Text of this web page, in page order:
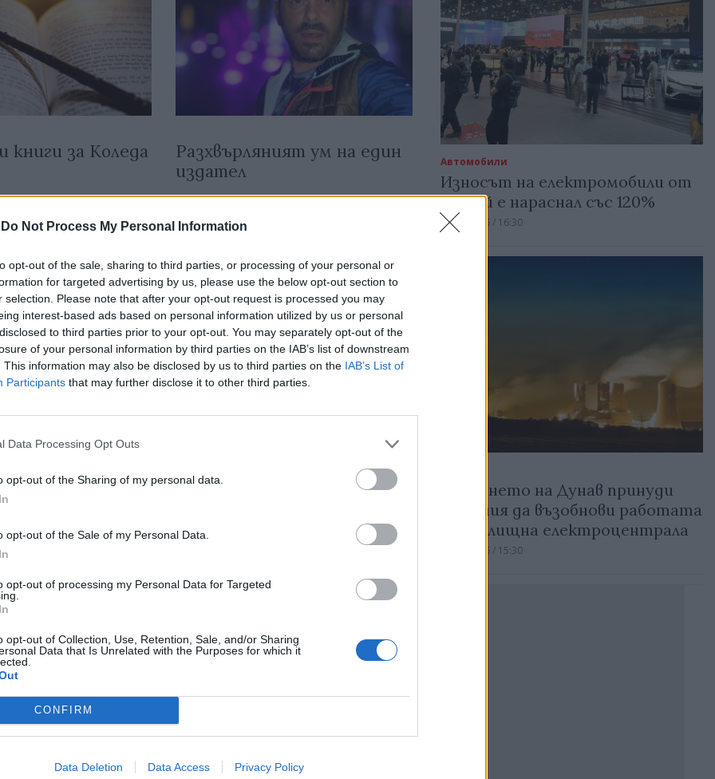
Do Not Process My Personal Information
opt-out of the sale, sharing to third parties, or processing of your personal or
for targeted advertising by us, please use the below opt-out section to
selection. Please note that after your opt-out request is processed you may
interest-based ads based on personal information utilized by us or personal
to third parties prior to your opt-out. You may separately opt-out of the
of your personal information by third parties on the IAB’s list of downstream
This information may also be disclosed by us to third parties on the IAB’s List of
Participants that may further disclose it to other third parties.
Data Processing Opt Outs
opt-out of the Sharing of my personal data.
opt-out of the Sale of my Personal Data.
opt-out of processing my Personal Data for Targeted
opt-out of Collection, Use, Retention, Sale, and/or Sharing
Data that Is Unrelated with the Purposes for which it
CONFIRM
Data Deletion Data Access Privacy Policy
книги за Коледа
Разхвърляният ум на един
издател
19.12.2020 / 10:08
книга за
е на пазара от
Книгоиздателите
продажбата на книги у нас
Автомобили
Износът на електромобили от
Китай е нараснал със 120%
06.08.2026 / 16:30
Спадането на Дунав принуди
Румъния да възобнови работата
на въглищна електроцентрала
06.08.2026 / 15:30